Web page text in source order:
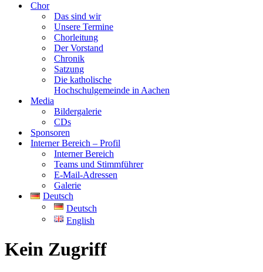
Chor
Das sind wir
Unsere Termine
Chorleitung
Der Vorstand
Chronik
Satzung
Die katholische
Hochschulgemeinde in Aachen
Media
Bildergalerie
CDs
Sponsoren
Interner Bereich – Profil
Interner Bereich
Teams und Stimmführer
E-Mail-Adressen
Galerie
Deutsch
Deutsch
English
Kein Zugriff